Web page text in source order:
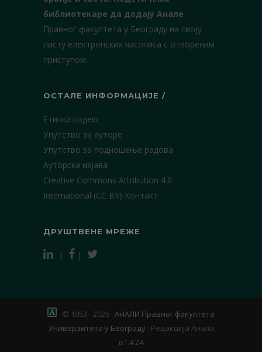
библиотекаре да додају Анале
Правног факултета у Београду на своју
листу електронских часописа с отвореним
приступом.
ОСТАЛЕ ИНФОРМАЦИЈЕ /
Етички кодекс
Упутство за ауторе
Упутство за подношење радова
Ауторска изјава
Creative Commons Attribution 4.0
International (CC BY) Контакт
ДРУШТВЕНЕ МРЕЖЕ
| |
© 1953 - 2026 · АНАЛИ Правног факултета
Универзитета у Београду · Редакција Анала
в1.4.24